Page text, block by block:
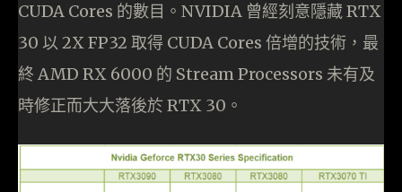
CUDA Cores 的數目。NVIDIA 曾經刻意隱藏 RTX
30 以 2X FP32 取得 CUDA Cores 倍增的技術，最
終 AMD RX 6000 的 Stream Processors 未有及
時修正而大大落後於 RTX 30。